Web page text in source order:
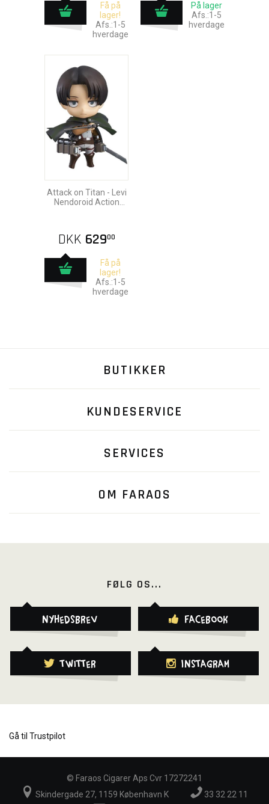
Få på
lager!
Afs.:1-5
hverdage
På lager
Afs.:1-5
hverdage
Attack on Titan - Levi
Nendoroid Action
DKK 62900
Få på
lager!
Afs.:1-5
hverdage
BUTIKKER
KUNDESERVICE
SERVICES
OM FARAOS
FØLG OS...
Nyhedsbrev Facebook
Twitter Instagram
Gå til Trustpilot
© Faraos Cigarer Aps Cvr 17272241
Skindergade 27, 1159 København K
33 32 22 11